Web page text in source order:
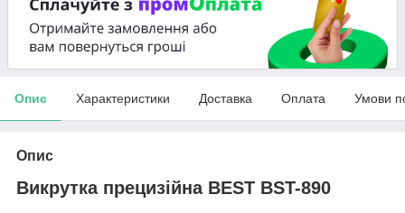
Опис Характеристики Доставка Оплата Умови
Опис
Викрутка прецизійна BEST BST-890